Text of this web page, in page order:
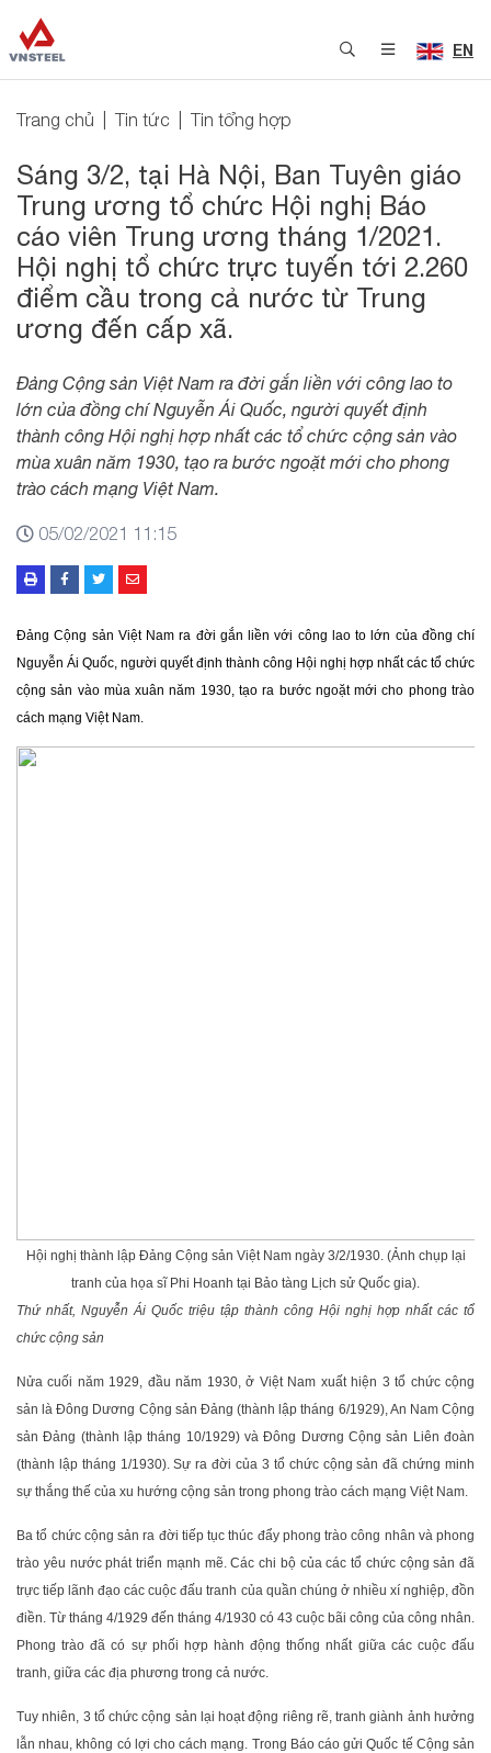
EN
Trang chủ Tin tức Tin tổng hợp
Sáng 3/2, tại Hà Nội, Ban Tuyên giáo
Trung ương tổ chức Hội nghị Báo
cáo viên Trung ương tháng 1/2021.
Hội nghị tổ chức trực tuyến tới 2.260
điểm cầu trong cả nước từ Trung
ương đến cấp xã.
Đảng Cộng sản Việt Nam ra đời gắn liền với công lao to
lớn của đồng chí Nguyễn Ái Quốc, người quyết định
thành công Hội nghị hợp nhất các tổ chức cộng sản vào
mùa xuân năm 1930, tạo ra bước ngoặt mới cho phong
trào cách mạng Việt Nam.
05/02/2021 11:15
Đảng Cộng sản Việt Nam ra đời gắn liền với công lao to lớn của đồng chí
Nguyễn Ái Quốc, người quyết định thành công Hội nghị hợp nhất các tổ chức
cộng sản vào mùa xuân năm 1930, tạo ra bước ngoặt mới cho phong trào
cách mạng Việt Nam.
Hội nghị thành lập Đảng Cộng sản Việt Nam ngày 3/2/1930. (Ảnh chụp lại
tranh của họa sĩ Phi Hoanh tại Bảo tàng Lịch sử Quốc gia).
Thứ nhất, Nguyễn Ái Quốc triệu tập thành công Hội nghị hợp nhất các tổ
chức cộng sản
Nửa cuối năm 1929, đầu năm 1930, ở Việt Nam xuất hiện 3 tổ chức cộng
sản là Đông Dương Cộng sản Đảng (thành lập tháng 6/1929), An Nam Cộng
sản Đảng (thành lập tháng 10/1929) và Đông Dương Cộng sản Liên đoàn
(thành lập tháng 1/1930). Sự ra đời của 3 tổ chức cộng sản đã chứng minh
sự thắng thế của xu hướng cộng sản trong phong trào cách mạng Việt Nam.
Ba tổ chức cộng sản ra đời tiếp tục thúc đẩy phong trào công nhân và phong
trào yêu nước phát triển mạnh mẽ. Các chi bộ của các tổ chức cộng sản đã
trực tiếp lãnh đạo các cuộc đấu tranh của quần chúng ở nhiều xí nghiệp, đồn
điền. Từ tháng 4/1929 đến tháng 4/1930 có 43 cuộc bãi công của công nhân.
Phong trào đã có sự phối hợp hành động thống nhất giữa các cuộc đấu
tranh, giữa các địa phương trong cả nước.
Tuy nhiên, 3 tổ chức cộng sản lại hoạt động riêng rẽ, tranh giành ảnh hưởng
lẫn nhau, không có lợi cho cách mạng. Trong Báo cáo gửi Quốc tế Cộng sản